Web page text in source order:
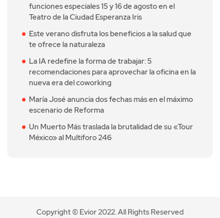
funciones especiales 15 y 16 de agosto en el
Teatro de la Ciudad Esperanza Iris
Este verano disfruta los beneficios a la salud que
te ofrece la naturaleza
La IA redefine la forma de trabajar: 5
recomendaciones para aprovechar la oficina en la
nueva era del coworking
María José anuncia dos fechas más en el máximo
escenario de Reforma
Un Muerto Más traslada la brutalidad de su «Tour
México» al Multiforo 246
Copyright © Evior 2022. All Rights Reserved